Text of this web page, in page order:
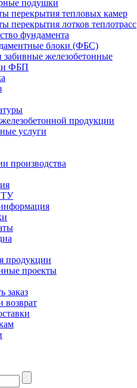
подушки
перекрытия тепловых камер
перекрытия лотков теплотрасс
фундамента
блоки (ФБС)
забивные железобетонные
ФБП
продукции
услуги
производства
продукции
проекты
заказ
возврат